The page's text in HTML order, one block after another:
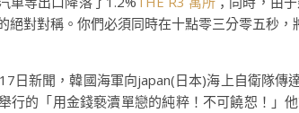
絕對對稱。你們必須同時在十點零三分零五秒
日新聞，韓國海軍向japan(日本)海上自衛隊
行的「用金錢褻瀆單戀的純粹！不可饒恕！」他